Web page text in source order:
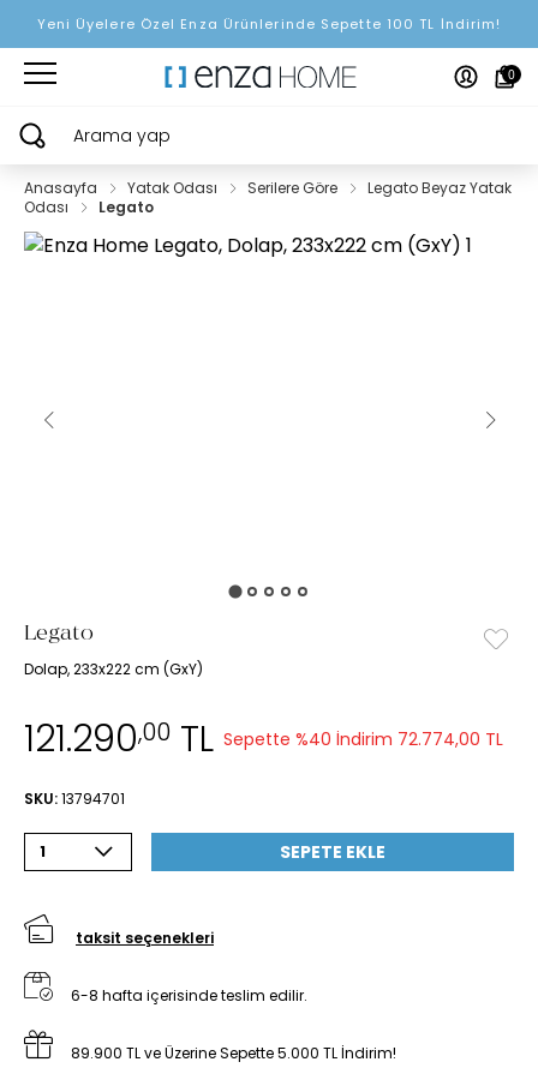
Yeni Üyelere Özel Enza Ürünlerinde Sepette 100 TL İndirim!
0
Arama yap
Anasayfa Yatak Odası Serilere Göre
Legato Beyaz Yatak
Odası
Legato
Legato
Dolap, 233x222 cm (GxY)
121.290,00 TL Sepette %40 İndirim 72.774,00 TL
SKU:13794701
1 SEPETE EKLE
taksit seçenekleri
6-8 hafta içerisinde teslim edilir.
89.900 TL ve Üzerine Sepette 5.000 TL İndirim!